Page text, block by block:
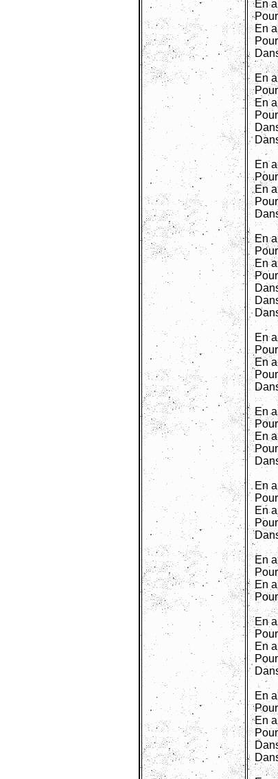
En
En
En
En
En
En
En
En
En
En
En
En
En
En
En
En
En
En
En
En